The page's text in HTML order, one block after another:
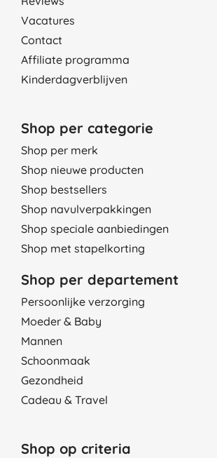
Vacatures
Contact
Affiliate programma
Kinderdagverblijven
Shop per categorie
Shop per merk
Shop nieuwe producten
Shop bestsellers
Shop navulverpakkingen
Shop speciale aanbiedingen
Shop met stapelkorting
Shop per departement
Persoonlijke verzorging
Moeder & Baby
Mannen
Schoonmaak
Gezondheid
Cadeau & Travel
Shop op criteria